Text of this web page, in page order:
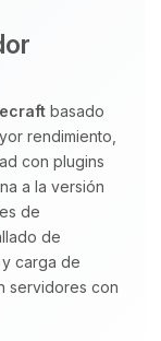
basado
rendimiento,
con plugins
a la versión
de
de
carga de
servidores con